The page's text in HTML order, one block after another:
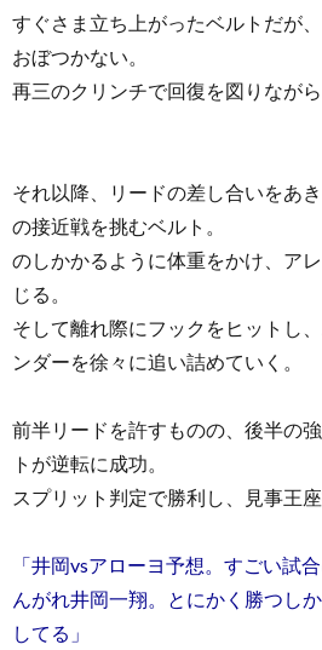
すぐさま立ち上がったベルトだが
おぼつかない。
再三のクリンチで回復を図りなが
それ以降、リードの差し合いをあ
の接近戦を挑むベルト。
のしかかるように体重をかけ、ア
じる。
そして離れ際にフックをヒットし
ンダーを徐々に追い詰めていく。
前半リードを許すものの、後半の
トが逆転に成功。
スプリット判定で勝利し、見事王
「井岡vsアローヨ予想。すごい試
んがれ井岡一翔。とにかく勝つし
してる」